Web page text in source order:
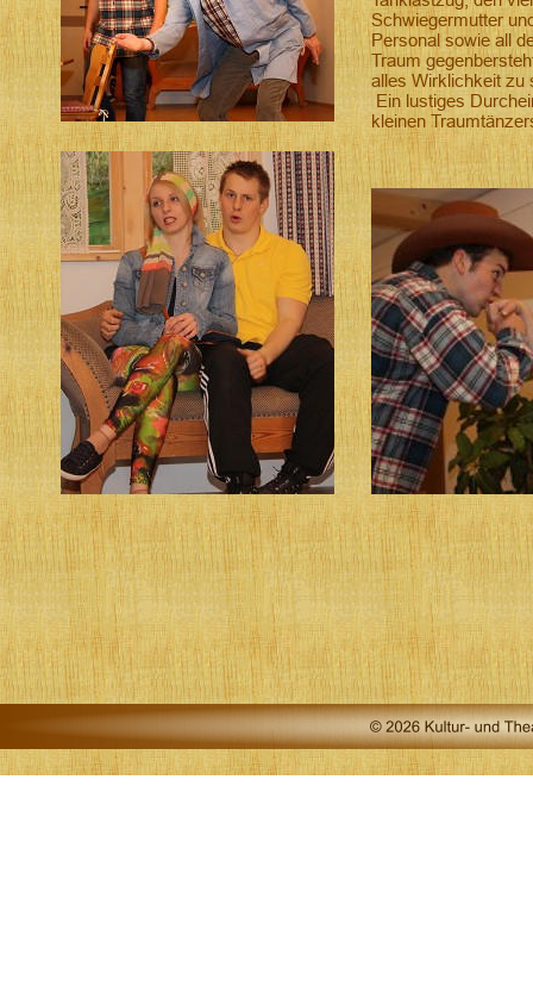
Schwiegermutter
Personal sowie all
Traum
alles Wirklichkeit zu
Ein lustiges
kleinen